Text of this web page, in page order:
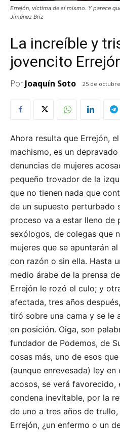
Errejón, víctima de sí mismo. Y parece
Jiménez Briz
La increíble y
jovencito
PorJoaquín Soto 25 de
Ahora resulta que Errejón,
machismo, es un
denuncias de mujeres
pequeño trovador de la
que no tienen nada que
de un supuesto perturbado
proceso va a estar lleno de
sexólogos, de colegas que
mujeres que se apuntarán
con razón o sin ella. Hasta
medio árabe de la prensa
Errejón le rozó el culo; y
afectada, tres años
tiró sobre una cama y se le
en posición. Oiga, son
fundador de Podemos, de
cosas más, uno de esos
(aunque enrevesada) ley
acosos, se verá favorecido,
condena inevitable, por la
de uno a tres años de
Errejón, ¿un enfermo o un